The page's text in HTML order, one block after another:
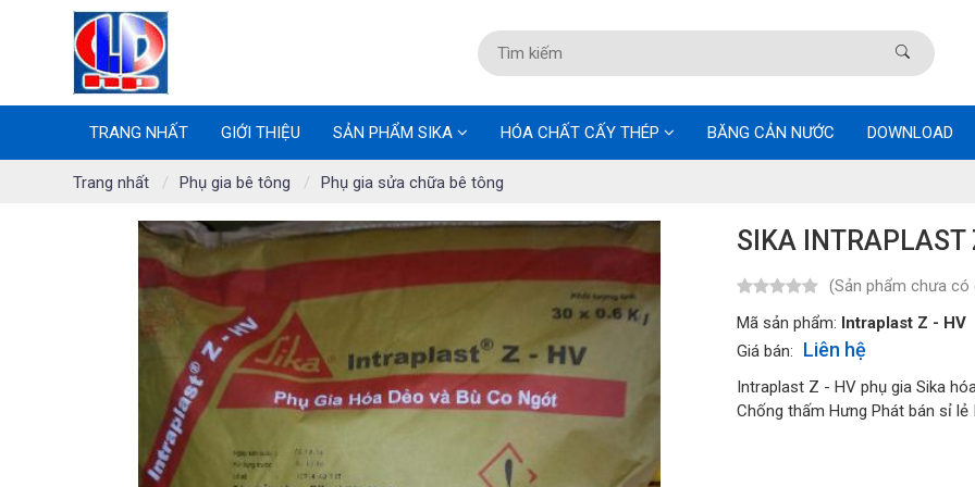
TRANG NHẤT GIỚI THIỆU SẢN PHẨM SIKA HÓA CHẤT CẤY THÉP BĂNG CẢN NƯỚC DOWNLOAD
Trang nhất Phụ gia bê tông Phụ gia sửa chữa bê tông
SIKA INTRAPLAST
(Sản phẩm chưa có
Mã sản phẩm: Intraplast Z - HV
Giá bán:
Liên hệ
Intraplast Z - HV phụ gia Sika
Chống thấm Hưng Phát bán sỉ